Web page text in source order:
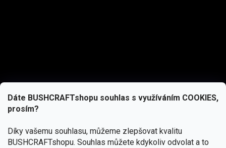
Dáte BUSHCRAFTshopu souhlas s využíváním COOKIES,
prosím?
Díky vašemu souhlasu, můžeme zlepšovat kvalitu
BUSHCRAFTshopu. Souhlas můžete kdykoliv odvolat a to